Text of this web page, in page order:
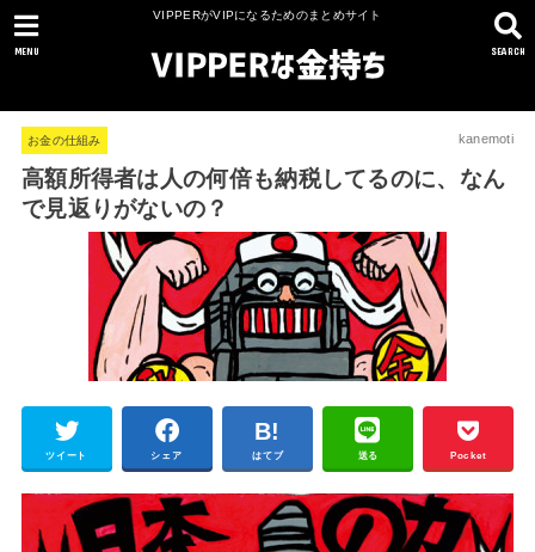
VIPPERがVIPになるためのまとめサイト
SEARCH
MENU
お金の仕組み kanemoti
高額所得者は人の何倍も納税してるのに、なん
で見返りがないの？
ツイート シェア はてブ 送る Pocket